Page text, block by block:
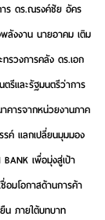
ร ดร.ณรงค์ชัย อัคร
ลังงาน นายอาคม เติม
รวงการคลัง ดร.เอก
รีและรัฐมนตรีว่าการ
คารจากหน่วยงานภาค
รค์ แลกเปลี่ยนมุมมอง
เพื่อมุ่งสู่เป้า
อมโอกาสด้านการค้า
น ภายใต้บทบาท